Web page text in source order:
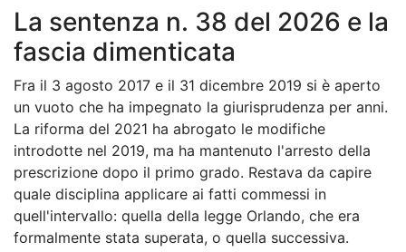
La sentenza n. 38 del 2026 e la
fascia dimenticata
Fra il 3 agosto 2017 e il 31 dicembre 2019 si è aperto
un vuoto che ha impegnato la giurisprudenza per anni.
La riforma del 2021 ha abrogato le modifiche
introdotte nel 2019, ma ha mantenuto l'arresto della
prescrizione dopo il primo grado. Restava da capire
quale disciplina applicare ai fatti commessi in
quell'intervallo: quella della legge Orlando, che era
formalmente stata superata, o quella successiva.